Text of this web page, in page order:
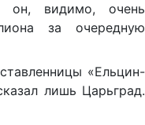
он, видимо, очень
за очередную
«Ельцин-
лишь Царьград.